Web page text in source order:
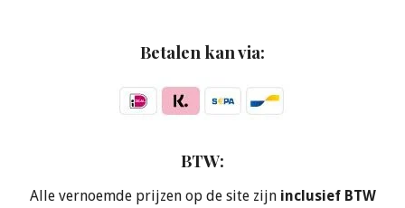
Betalen kan via:
BTW:
Alle vernoemde prijzen op de site zijn inclusief BTW